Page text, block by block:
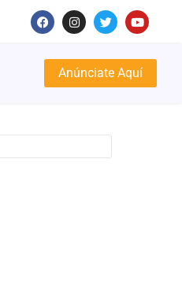
Anúnciate Aquí